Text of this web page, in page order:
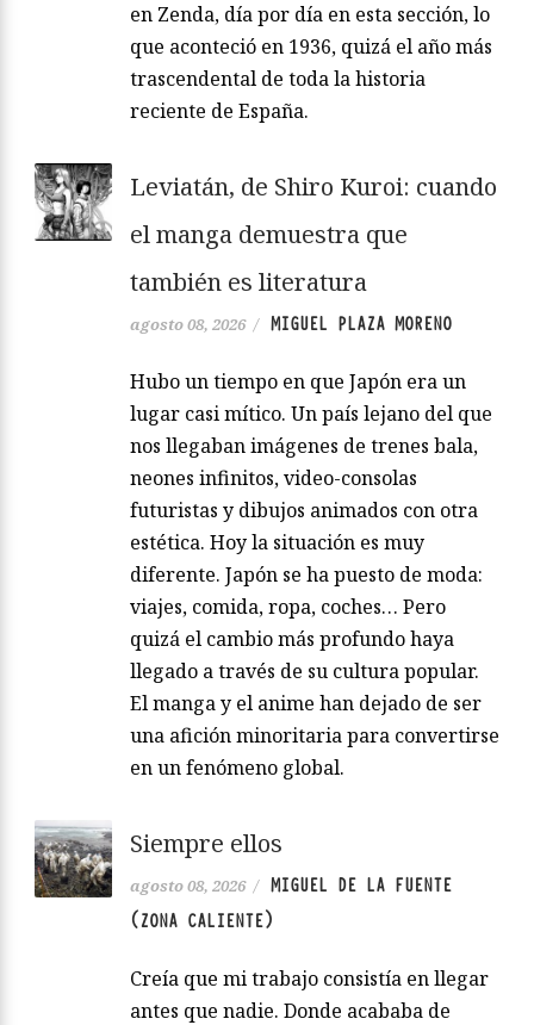
en Zenda, día por día en esta sección, lo
que aconteció en 1936, quizá el año más
trascendental de toda la historia
reciente de España.
Leviatán, de Shiro Kuroi: cuando
el manga demuestra que
también es literatura
agosto 08, 2026 / MIGUEL PLAZA MORENO
Hubo un tiempo en que Japón era un
lugar casi mítico. Un país lejano del que
nos llegaban imágenes de trenes bala,
neones infinitos, video-consolas
futuristas y dibujos animados con otra
estética. Hoy la situación es muy
diferente. Japón se ha puesto de moda:
viajes, comida, ropa, coches… Pero
quizá el cambio más profundo haya
llegado a través de su cultura popular.
El manga y el anime han dejado de ser
una afición minoritaria para convertirse
en un fenómeno global.
Siempre ellos
agosto 08, 2026 / MIGUEL DE LA FUENTE
(ZONA CALIENTE)
Creía que mi trabajo consistía en llegar
antes que nadie. Donde acababa de